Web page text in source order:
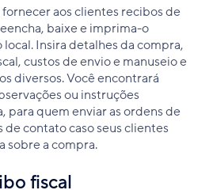
aos clientes recibos de
baixe e imprima-o
Insira detalhes da compra,
custos de envio e manuseio e
diversos. Você encontrará
ou instruções
para quem enviar as ordens de
contato caso seus clientes
sobre a compra.
fiscal